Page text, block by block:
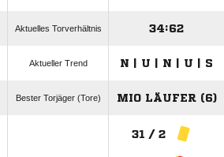
Aktuelles Torverhältnis 34:62
Aktueller Trend N | U | N | U | S
Bester Torjäger (Tore) MIO LÄUFER (6)
31 / 2